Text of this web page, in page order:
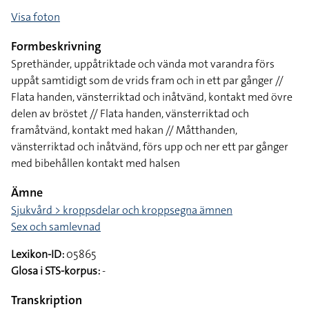
Visa foton
Formbeskrivning
Sprethänder, uppåtriktade och vända mot varandra förs
uppåt samtidigt som de vrids fram och in ett par gånger //
Flata handen, vänsterriktad och inåtvänd, kontakt med övre
delen av bröstet // Flata handen, vänsterriktad och
framåtvänd, kontakt med hakan // Måtthanden,
vänsterriktad och inåtvänd, förs upp och ner ett par gånger
med bibehållen kontakt med halsen
Ämne
Sjukvård > kroppsdelar och kroppsegna ämnen
Sex och samlevnad
Lexikon-ID:05865
Glosa i STS-korpus:-
Transkription